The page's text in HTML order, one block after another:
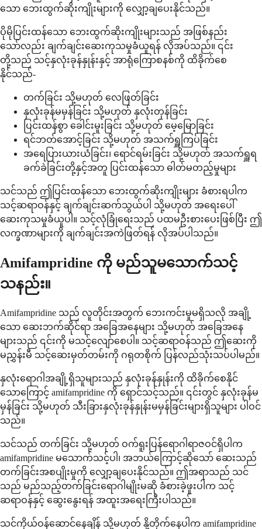
သော ဘေးထွက်ဆိုးကျိုးများကို လျှော့ချပေးနိုင်သည်။
ပိုမိုပြင်းထန်သော ဘေးထွက်ဆိုးကျိုးများသည် အဖြစ်နည်း
သော်လည်း ချက်ချင်းဆေးကုသမှုခံယူရန် လိုအပ်သည်။ ၎င်း
တို့သည် သင့်နှလုံးခုန်နှုန်းနှင့် အာရုံကြောစနစ်ကို ထိခိုက်စေ
နိုင်သည်-
တက်ခြင်း သို့မဟုတ် လေဖြတ်ခြင်း
နှလုံးခုန်မမှန်ခြင်း သို့မဟုတ် နှလုံးတုန်ခြင်း
ပြင်းထန်စွာ ခေါင်းမူးခြင်း သို့မဟုတ် မေ့မြောခြင်း
ရင်ဘတ်အောင့်ခြင်း သို့မဟုတ် အသက်ရှူကြပ်ခြင်း
အရေပြားယားယံခြင်း၊ ရောင်ရမ်းခြင်း သို့မဟုတ် အသက်ရှူရ
ခက်ခဲခြင်းတို့နှင့်အတူ ပြင်းထန်သော ဓါတ်မတည့်မှုများ
သင်သည် ဤပြင်းထန်သော ဘေးထွက်ဆိုးကျိုးများ ခံစားရပါက
သင့်ဆရာဝန်နှင့် ချက်ချင်းဆက်သွယ်ပါ သို့မဟုတ် အရေးပေါ်
ဆေးကုသမှုခံယူပါ။ သင့်လုံခြုံရေးသည် ပထမဦးစားပေးဖြစ်ပြီး ဤ
လက္ခဏာများကို ချက်ချင်းအကဲဖြတ်ရန် လိုအပ်ပါသည်။
Amifampridine ကို မည်သူမသောက်သင့်
သနည်း။
Amifampridine သည် လူတိုင်းအတွက် ဘေးကင်းမှုမရှိသလို အချို့
သော ဆေးဘက်ဆိုင်ရာ အခြေအနေများ သို့မဟုတ် အခြေအနေ
များသည် ၎င်းကို မသင့်လျော်စေပါ။ သင့်ဆရာဝန်သည် ဤဆေးကို
မညွှန်းမီ သင့်ဆေးမှတ်တမ်းကို ဂရုတစိုက် ပြန်လည်သုံးသပ်ပါမည်။
နှလုံးရောဂါအချို့ရှိသူများသည် နှလုံးခုန်နှုန်းကို ထိခိုက်စေနိုင်
သောကြောင့် amifampridine ကို ရှောင်သင့်သည်။ ၎င်းတွင် နှလုံးခုန်မ
မှန်ခြင်း သို့မဟုတ် သီးခြားနှလုံးခုန်နှုန်းမမှန်ခြင်းများရှိသူများ ပါဝင်
သည်။
သင်သည် တက်ခြင်း သို့မဟုတ် ဝက်ရူးပြန်ရောဂါရာဇဝင်ရှိပါက
amifampridine မသောက်သင့်ပါ၊ အဘယ်ကြောင့်ဆိုသော် ဆေးသည်
တက်ခြင်းအစပျိုးမှုကို လျှော့ချပေးနိုင်သည်။ ဤအရာသည် သင်
သည် မည်သည့်တက်ခြင်းရောဂါမျိုးမဆို ခံစားခဲ့ဖူးပါက သင့်
ဆရာဝန်နှင့် ဆွေးနွေးရန် အထူးအရေးကြီးပါသည်။
သင်ကိုယ်ဝန်ဆောင်နေချိန် သို့မဟုတ် နို့တိုက်နေပါက amifampridine